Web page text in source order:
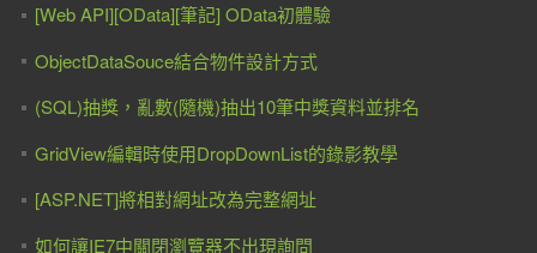
[Web API][OData][筆記] OData初體驗
ObjectDataSouce結合物件設計方式
(SQL)抽獎，亂數(隨機)抽出10筆中獎資料並排名
GridView編輯時使用DropDownList的錄影教學
[ASP.NET]將相對網址改為完整網址
如何讓IE7中關閉瀏覽器不出現詢問